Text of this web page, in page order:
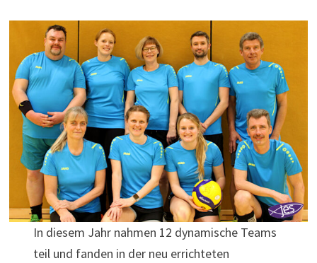
In diesem Jahr nahmen 12 dynamische Teams
teil und fanden in der neu errichteten